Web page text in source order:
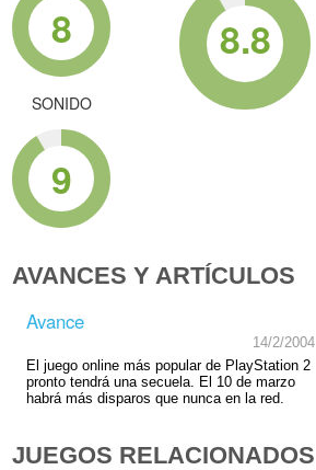
8
SONIDO
9
8.8
AVANCES Y ARTÍCULOS
Avance
14/2/2004
El juego online más popular de PlayStation 2
pronto tendrá una secuela. El 10 de marzo
habrá más disparos que nunca en la red.
JUEGOS RELACIONADOS